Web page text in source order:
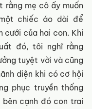
mẹ cô ấy muốn
chiếc áo dài để
cưới của hai con. Khi
đó, tôi nghĩ rằng
tuyệt vời và cũng
diện khi có cơ hội
phục truyền thống
bên cạnh đó con trai